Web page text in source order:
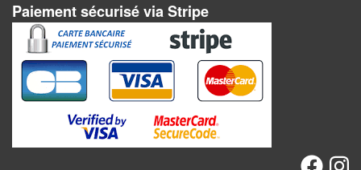
Escape
Game
/
Enquête
Paiement sécurisé via Stripe